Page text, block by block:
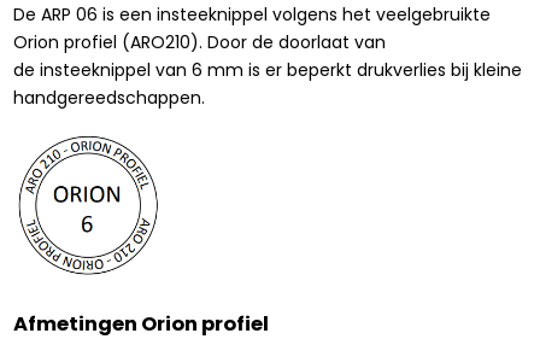
De ARP 06 is een insteeknippel volgens het veelgebruikte
Orion profiel (ARO210). Door de doorlaat van
de insteeknippel van 6 mm is er beperkt drukverlies bij kleine
handgereedschappen.
Afmetingen Orion profiel